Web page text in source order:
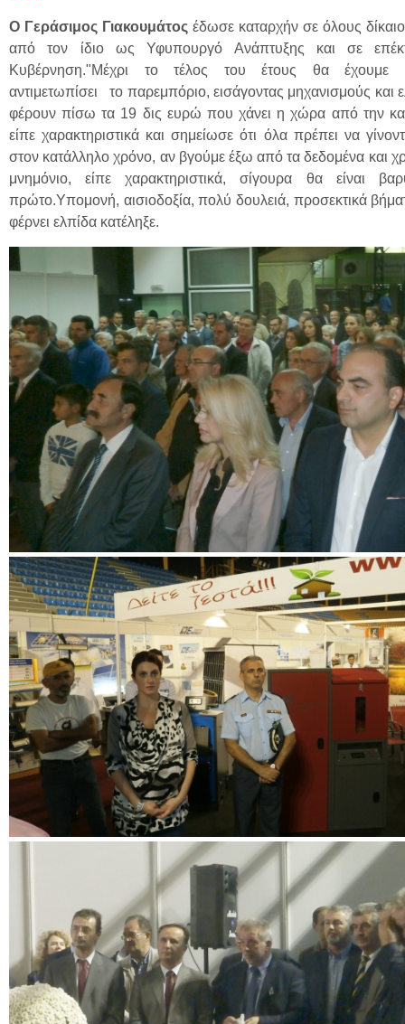
Ο Γεράσιμος Γιακουμάτος έδωσε καταρχήν σε όλους
από τον ίδιο ως Υφυπουργό Ανάπτυξης και σε
Κυβέρνηση."Μέχρι το τέλος του έτους θα έχουμε
αντιμετωπίσει το παρεμπόριο, εισάγοντας μηχανισμούς και
φέρουν πίσω τα 19 δις ευρώ που χάνει η χώρα από την
είπε χαρακτηριστικά και σημείωσε ότι όλα πρέπει να
στον κατάλληλο χρόνο, αν βγούμε έξω από τα δεδομένα και
μνημόνιο, είπε χαρακτηριστικά, σίγουρα θα είναι
πρώτο.Υπομονή, αισιοδοξία, πολύ δουλειά, προσεκτικά
φέρνει ελπίδα κατέληξε.